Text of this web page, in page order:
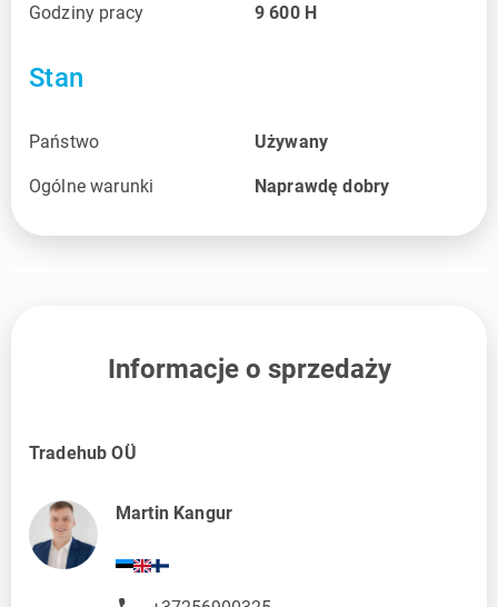
Godziny pracy 9 600 H
Stan
Państwo Używany
Ogólne warunki Naprawdę dobry
Informacje o sprzedaży
Tradehub OÜ
Martin Kangur